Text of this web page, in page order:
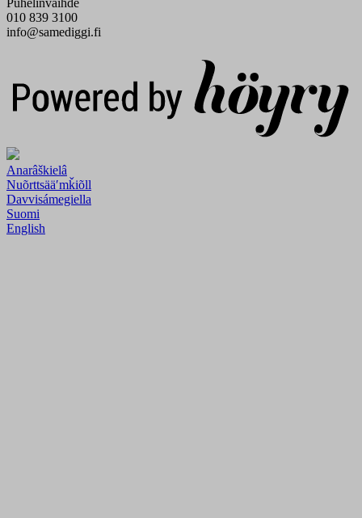
Puhelinvaihde
010 839 3100
info@samediggi.fi
Anarâškielâ
Nuõrttsääʹmǩiõll
Davvisámegiella
Suomi
English